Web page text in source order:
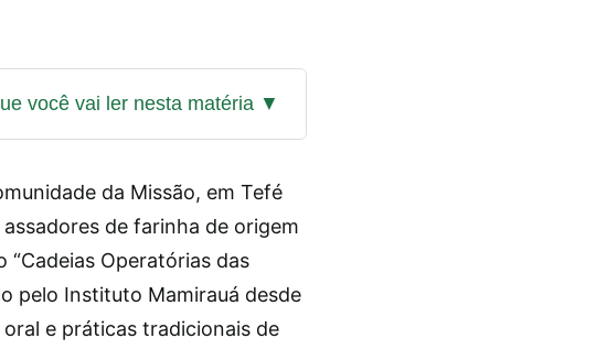
da Missão, em Tefé
assadores de farinha de origem
Operatórias das
pelo Instituto Mamirauá desde
e práticas tradicionais de